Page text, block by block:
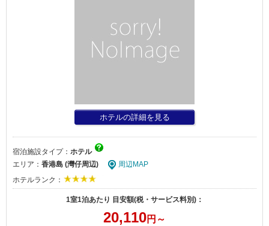
ホテルの詳細を見る
宿泊施設タイプ： ホテル
エリア： 香港島 (灣仔周辺)
周辺MAP
ホテルランク：
1室1泊あたり 目安額(税・サービス料別)：
20,110円～